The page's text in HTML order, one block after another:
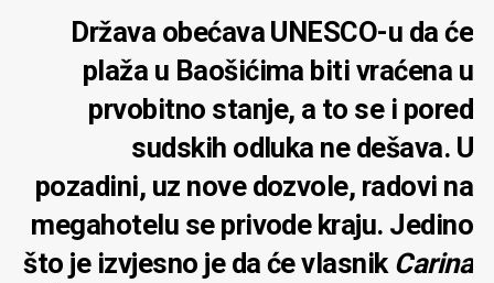
Država obećava UNESCO-u da će
plaža u Baošićima biti vraćena u
prvobitno stanje, a to se i pored
sudskih odluka ne dešava. U
pozadini, uz nove dozvole, radovi na
megahotelu se privode kraju. Jedino
što je izvjesno je da će vlasnik Carina